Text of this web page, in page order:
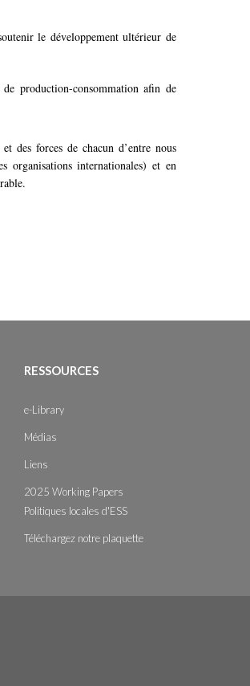
le développement ultérieur de
production-consommation afin de
et des forces de chacun d’entre nous
organisations internationales) et en
RESSOURCES
e-Library
Médias
Liens
2025 Working Papers
Politiques locales d'ESS
Téléchargez notre plaquette